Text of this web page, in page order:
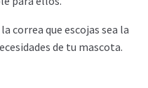
correa que escojas sea la
de tu mascota.